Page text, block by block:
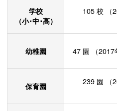
学校
（小･中･高）
105 校
幼稚園 47 園 （2017
保育園 239 園